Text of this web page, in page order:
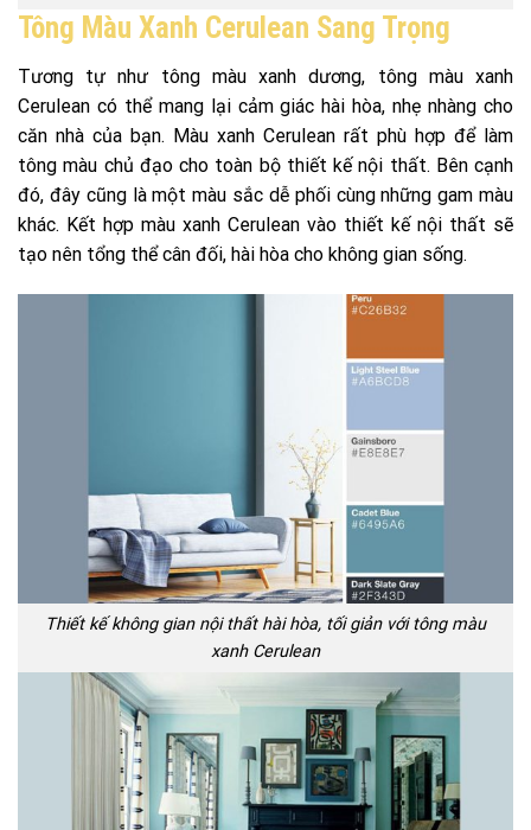
Tông Màu Xanh Cerulean Sang Trọng
Tương tự như tông màu xanh dương, tông màu xanh
Cerulean có thể mang lại cảm giác hài hòa, nhẹ nhàng cho
căn nhà của bạn. Màu xanh Cerulean rất phù hợp để làm
tông màu chủ đạo cho toàn bộ thiết kế nội thất. Bên cạnh
đó, đây cũng là một màu sắc dễ phối cùng những gam màu
khác. Kết hợp màu xanh Cerulean vào thiết kế nội thất sẽ
tạo nên tổng thể cân đối, hài hòa cho không gian sống.
Thiết kế không gian nội thất hài hòa, tối giản với tông màu
xanh Cerulean